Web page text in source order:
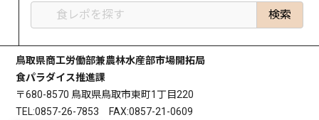
鳥取県商工労働部兼農林水産部市場開拓局
食パラダイス推進課
〒680-8570 鳥取県鳥取市東町1丁目220
TEL:0857-26-7853 FAX:0857-21-0609